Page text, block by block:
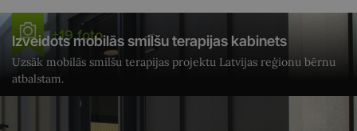
+19 foto
Izveidots mobilās smilšu terapijas kabinets
Uzsāk mobilās smilšu terapijas projektu Latvijas reģionu bērnu
atbalstam.